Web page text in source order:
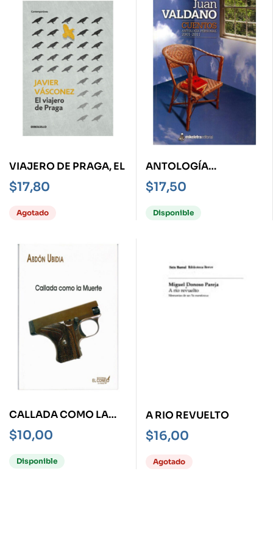
VIAJERO DE PRAGA, EL
$17,80
Agotado
ANTOLOGÍA
PERSONAL 2001-2011 -
CUENTOS-
$17,50
Disponible
CALLADA COMO LA
MUERTE
$10,00
Disponible
A RIO REVUELTO
$16,00
Agotado